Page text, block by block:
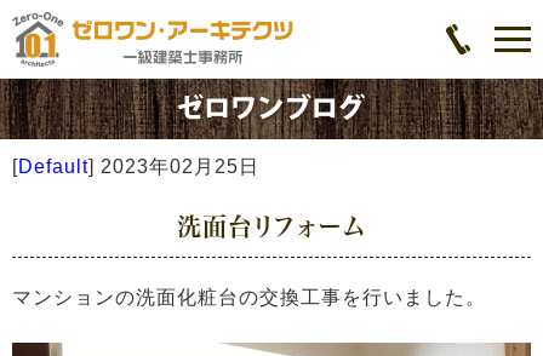
[Default] 2023年02月25日
洗面台リフォーム
マンションの洗面化粧台の交換工事を行いました。